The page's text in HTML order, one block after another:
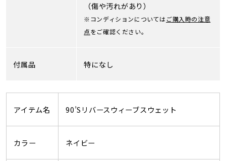
（傷や汚れがあり）
※コンディションについてはご購入時の注意
点をご確認ください。
付属品 特になし
アイテム名 90’Sリバースウィーブスウェット
カラー ネイビー